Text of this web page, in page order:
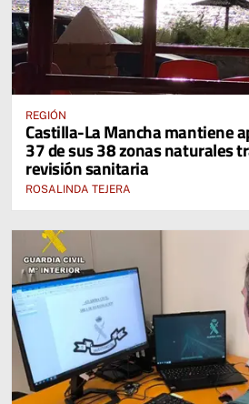
REGIÓN
Castilla-La Mancha mantiene
37 de sus 38 zonas naturales
revisión sanitaria
ROSALINDA TEJERA